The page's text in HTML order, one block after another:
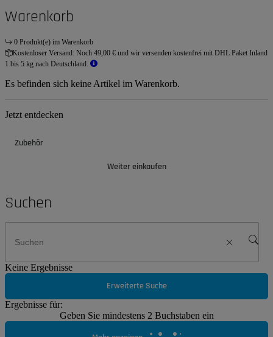
Warenkorb
0 Produkt(e) im Warenkorb
Kostenloser Versand: Noch 49,00 € und wir versenden kostenfrei mit DHL Paket Inland
1 bis 5 kg nach Deutschland.
Es befinden sich keine Artikel im Warenkorb.
Jetzt entdecken
Zubehör
Weiter einkaufen
Suchen
Keine Ergebnisse
Erweiterte Suche
Ergebnisse für:
Geben Sie mindestens 2 Buchstaben ein